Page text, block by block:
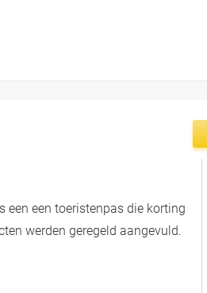
een een toeristenpas die korting
werden geregeld aangevuld.